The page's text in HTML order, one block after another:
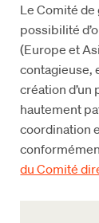
Le Comité
possibilité
(Europe et
contagieuse,
création d’un
hautement
coordination
du Comité